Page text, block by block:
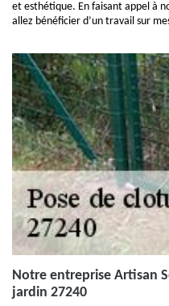
et esthétique. En faisant appel à
allez bénéficier d’un travail sur
Notre entreprise Artisan
jardin 27240